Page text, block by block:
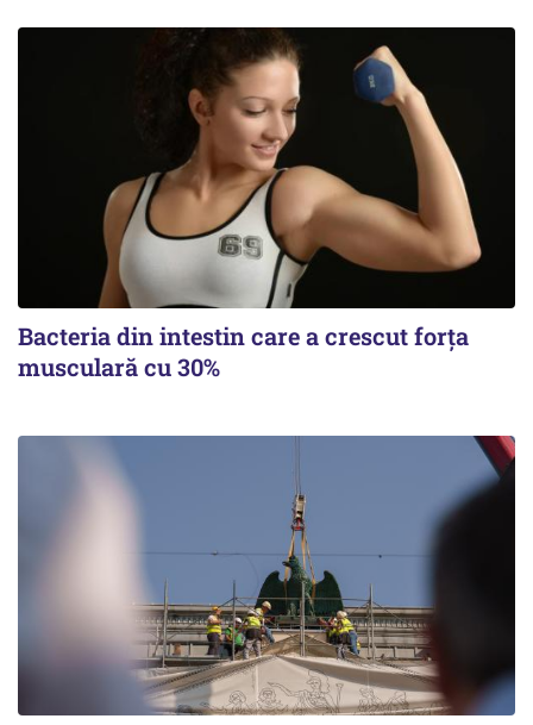
Bacteria din intestin care a crescut forța
musculară cu 30%